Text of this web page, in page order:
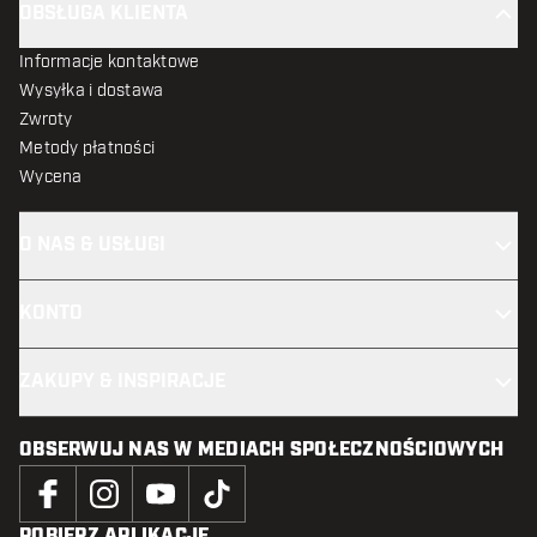
Informacje kontaktowe
Wysyłka i dostawa
Zwroty
Metody płatności
Wycena
OBSERWUJ NAS W MEDIACH SPOŁECZNOŚCIOWYCH